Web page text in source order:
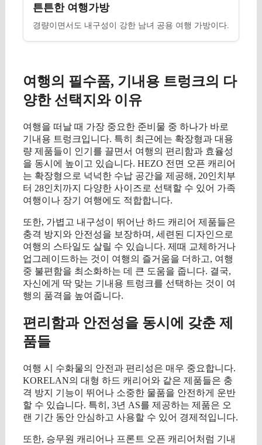
튼튼한 여행가방
경량이면서도 내구성이 강한 남녀 공용 여행 가방이다.
여행의 필수품, 기내용 트렁크의 다
양한 선택지와 이유
여행을 떠날 때 가장 중요한 준비물 중 하나가 바로
기내용 트렁크입니다. 특히 최근에는 확장형과 대용
량 제품들이 인기를 끌면서 여행의 편리함과 효율성
을 동시에 높이고 있습니다. HEZO 전면 오픈 캐리어
는 확장형으로 넉넉한 수납 공간을 제공해, 20인치부
터 28인치까지 다양한 사이즈로 선택할 수 있어 가족
여행이나 장기 여행에도 적합합니다.
또한, 가볍고 내구성이 뛰어난 하드 캐리어 제품들은
충격 방지와 안전성을 보장하며, 세련된 디자인으로
여행의 스타일도 살릴 수 있습니다. 제때 교체하거나
업그레이드하는 것이 여행의 즐거움을 더하고, 여행
중 불편함을 최소화하는 데 큰 도움을 줍니다. 결국,
자신에게 딱 맞는 기내용 트렁크를 선택하는 것이 여
행의 품격을 높여줍니다.
편리함과 안전성을 동시에 갖춘 제
품들
여행 시 수화물의 안전과 편리성은 매우 중요합니다.
KORELAN의 대형 하드 캐리어와 같은 제품들은 충
격 방지 기능이 뛰어나 소중한 물품을 안전하게 운반
할 수 있습니다. 특히, 3년 AS를 제공하는 제품은 오
랜 기간 동안 안심하고 사용할 수 있어 경제적입니다.
또한, 승무원 캐리어나 프론트 오픈 캐리어처럼 기내